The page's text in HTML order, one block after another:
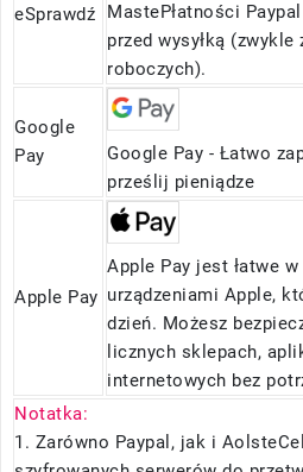
eSprawdź
MastePłatności
przed wysyłką (zwykle
roboczych).
Google
Pay
Google Pay - Łatwo
prześlij pieniądze
Apple Pay
Apple Pay jest łatwe
urządzeniami Apple,
dzień. Możesz
licznych sklepach,
internetowych bez
Notatka:
1. Zarówno Paypal, jak i